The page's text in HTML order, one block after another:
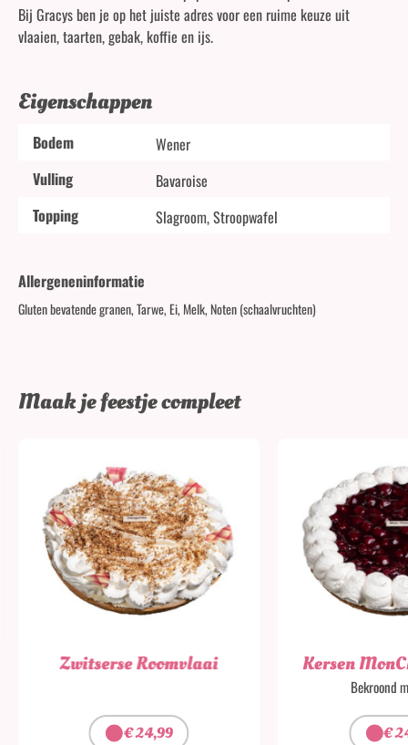
Bij Gracys ben je op het juiste adres voor een ruime keuze uit
vlaaien, taarten, gebak, koffie en ijs.
Eigenschappen
Bodem
Wener
Vulling
Bavaroise
Topping
Slagroom, Stroopwafel
Allergeneninformatie
Gluten bevatende granen, Tarwe, Ei, Melk, Noten (schaalvruchten)
Maak je feestje compleet
Zwitserse Roomvlaai
€24,99
Kersen
Bekroond
€